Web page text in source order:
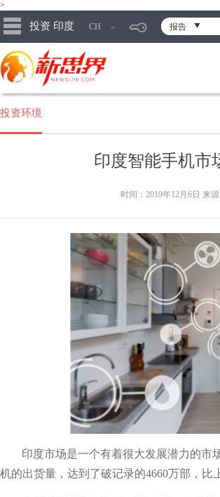
>
投资 印度 CH 报告
投资环境
印度智能手机市
时间：2019年12月6日 来
印度市场是一个有着很大发展潜力的市
机的出货量，达到了破记录的4660万部，比